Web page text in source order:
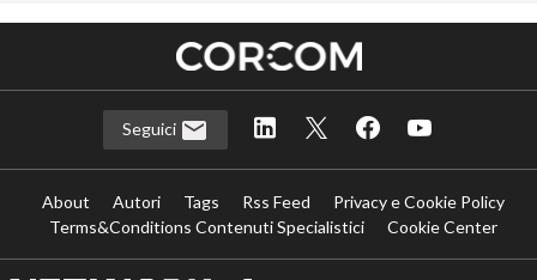
Seguici
About Autori Tags Rss Feed
Privacy e Cookie Policy
Terms&Conditions Contenuti Specialistici
Cookie Center